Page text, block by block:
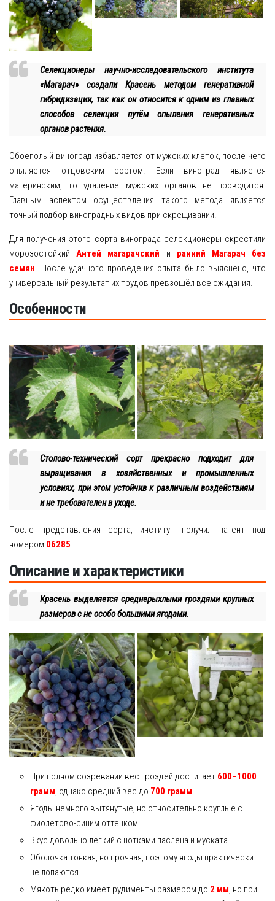
Селекционеры научно-исследовательского института
«Магарач» создали Красень методом генеративной
гибридизации, так как он относится к одним из главных
способов селекции путём опыления генеративных
органов растения.
Обоеполый виноград избавляется от мужских клеток, после чего
опыляется отцовским сортом. Если виноград является
материнским, то удаление мужских органов не проводится.
Главным аспектом осуществления такого метода является
точный подбор виноградных видов при скрещивании.
Для получения этого сорта винограда селекционеры скрестили
морозостойкийАнтей магарачский и ранний Магарач без
семян. После удачного проведения опыта было выяснено, что
универсальный результат их трудов превзошёл все ожидания.
Особенности
Столово-технический сорт прекрасно подходит для
выращивания в хозяйственных и промышленных
условиях, при этом устойчив к различным воздействиям
и не требователен в уходе.
После представления сорта, институт получил патент под
номером 06285.
Описание и характеристики
Красень выделяется среднерыхлыми гроздями крупных
размеров с не особо большими ягодами.
При полном созревании вес гроздей достигает 600–1000
грамм, однако средний вес до 700 грамм.
Ягоды немного вытянутые, но относительно круглые с
фиолетово-синим оттенком.
Вкус довольно лёгкий с нотками паслёна и муската.
Оболочка тонкая, но прочная, поэтому ягоды практически
не лопаются.
Мякоть редко имеет рудименты размером до 2 мм, но при